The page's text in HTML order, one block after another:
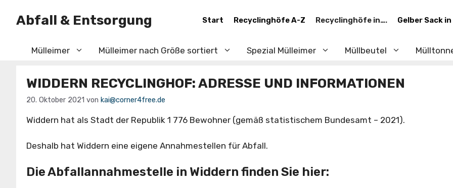
InhaltAbfall & Entsorgung Start Recyclinghöfe A-Z Recyclinghöfe in…. Gelber Sack in
Mülleimer Mülleimer nach Größe sortiert Spezial Mülleimer Müllbeutel
WIDDERN RECYCLINGHOF: ADRESSE UND INFORMATIONEN
20. Oktober 2021 von kai@corner4free.de
Widdern hat als Stadt der Republik 1 776 Bewohner (gemäß statistischem Bundesamt – 2021).
Deshalb hat Widdern eine eigene Annahmestellen für Abfall.
Die Abfallannahmestelle in Widdern finden Sie hier: